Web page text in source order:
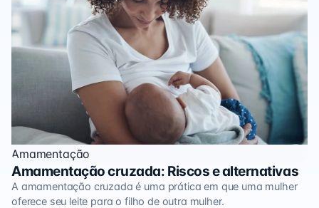
Amamentação
Amamentação cruzada: Riscos e alternativas
A amamentação cruzada é uma prática em que uma mulher
oferece seu leite para o filho de outra mulher.